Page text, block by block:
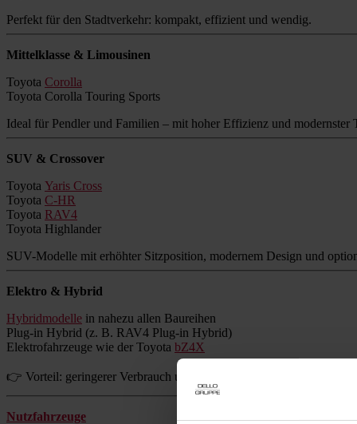
Perfekt für den Stadtverkehr: kompakt, effizient und wendig.
Mittelklasse & Limousinen
Toyota Corolla
Toyota Corolla Touring Sports
Ideal für Pendler und Familien – mit hoher Effizienz und modernster
SUV & Crossover
Toyota Yaris Cross
Toyota C-HR
Toyota RAV4
Toyota Highlander
SUV-Modelle mit erhöhter Sitzposition, modernem Design und
Elektro & Hybrid
Hybridmodelle in nahezu allen Baureihen
Plug-in Hybrid (z. B. RAV4 Plug-in Hybrid)
Elektrofahrzeuge wie der Toyota bZ4X
👉 Vorteil: geringerer Verbrauch und reduzierte Emissionen ohne
Nutzfahrzeuge